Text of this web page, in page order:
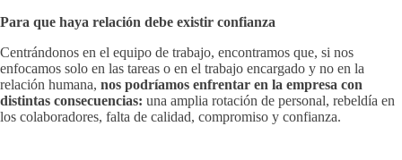
Para que haya relación debe existir confianza
Centrándonos en el equipo de trabajo, encontramos que, si nos
enfocamos solo en las tareas o en el trabajo encargado y no en la
relación humana, nos podríamos enfrentar en la empresa con
distintas consecuencias: una amplia rotación de personal, rebeldía en
los colaboradores, falta de calidad, compromiso y confianza.